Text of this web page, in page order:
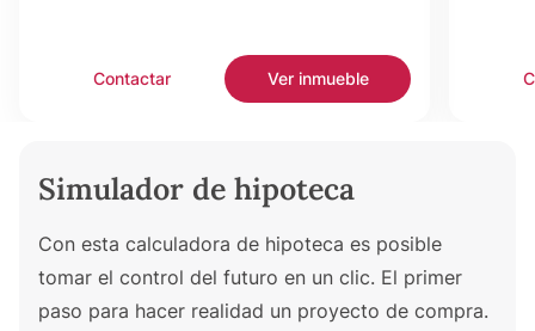
Contactar Ver inmueble
Simulador de hipoteca
Con esta calculadora de hipoteca es posible
tomar el control del futuro en un clic. El primer
paso para hacer realidad un proyecto de compra.